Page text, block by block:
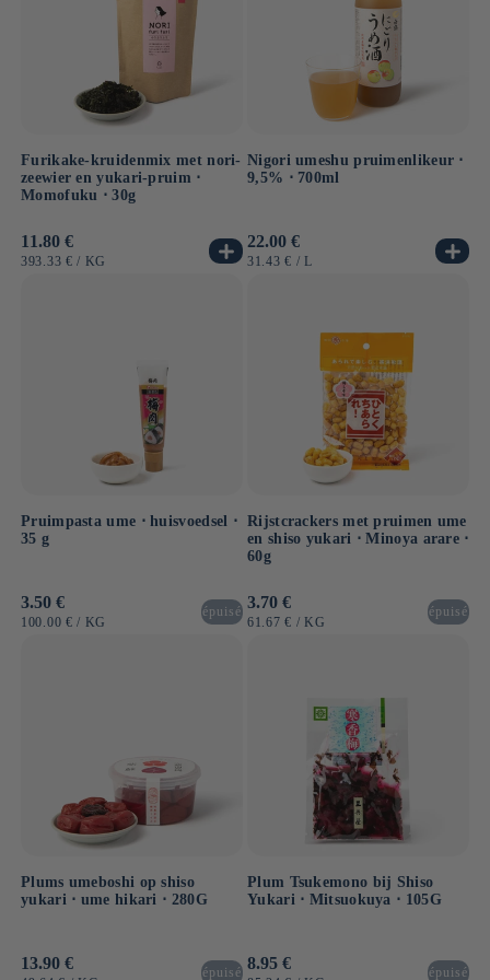
Furikake-kruidenmix met nori-
zeewier en yukari-pruim ⋅
Momofuku ⋅ 30g
Normale
prijs
11.80 €
EENHEIDSPRIJS
393.33 € / PER
KG
Nigori umeshu pruimenlikeur ⋅
9,5% ⋅ 700ml
Normale
prijs
22.00 €
EENHEIDSPRIJS
31.43 € / PER
L
Pruimpasta ume ⋅ huisvoedsel ⋅
35 g
Normale
prijs
3.50 €
EENHEIDSPRIJS
100.00 € / PER
KG
épuisé
Rijstcrackers met pruimen ume
en shiso yukari ⋅ Minoya arare ⋅
60g
Normale
prijs
3.70 €
EENHEIDSPRIJS
61.67 € / PER
KG
épuisé
Plums umeboshi op shiso
yukari ⋅ ume hikari ⋅ 280G
Normale
13.90 € épuisé
Plum Tsukemono bij Shiso
Yukari ⋅ Mitsuokuya ⋅ 105G
Normale
8.95 € épuisé